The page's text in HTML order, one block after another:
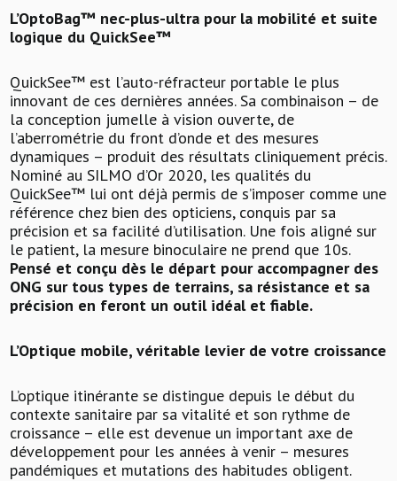
L’OptoBag™ nec-plus-ultra pour la mobilité et suite
logique du QuickSee™
QuickSee™ est l’auto-réfracteur portable le plus
innovant de ces dernières années. Sa combinaison – de
la conception jumelle à vision ouverte, de
l’aberrométrie du front d’onde et des mesures
dynamiques – produit des résultats cliniquement précis.
Nominé au SILMO d’Or 2020, les qualités du
QuickSee™ lui ont déjà permis de s’imposer comme une
référence chez bien des opticiens, conquis par sa
précision et sa facilité d’utilisation. Une fois aligné sur
le patient, la mesure binoculaire ne prend que 10s.
Pensé et conçu dès le départ pour accompagner des
ONG sur tous types de terrains, sa résistance et sa
précision en feront un outil idéal et fiable.
L’Optique mobile, véritable levier de votre croissance
L’optique itinérante se distingue depuis le début du
contexte sanitaire par sa vitalité et son rythme de
croissance – elle est devenue un important axe de
développement pour les années à venir – mesures
pandémiques et mutations des habitudes obligent.